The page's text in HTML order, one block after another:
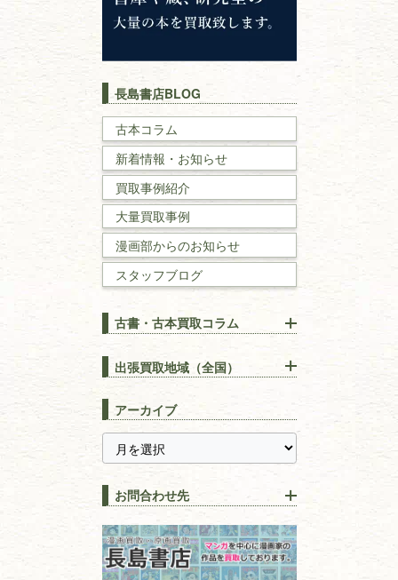
キリスト教
世界史・
戦記・戦史
国文学・国語学
理工書
数学書・物理学書
建築書
漢方・鍼灸・東洋医学
易学・占い
スピリチュアル・
全集・
趣味・教養
書道
拓本・法帖・碑帖
長島書店BLOG
古本コラム
新着情報・お知らせ
買取事例紹介
大量買取事例
漫画部からのお知らせ
スタッフブログ
古書・古本買取コラム
【出張買取】古本の大量買取
りOK！効率的に売る方法
宅配買取は古本を送るだけ！
長島書店の便利な買取サービ
ス
【持ち込み買取】店頭で簡単
に古本を売るメリットとは？
古本を高く売る方法！買取で
上手な売り方のコツを解説
因！適切な管理で長持ちさせ
るコツ
古本は汚れていると買取でき
出張買取地域（全国）
千葉県
神奈川県
静岡県
栃木県
山梨県
新潟県
長野県
愛知県
石川県
福井県
アーカイブ
お問合わせ先